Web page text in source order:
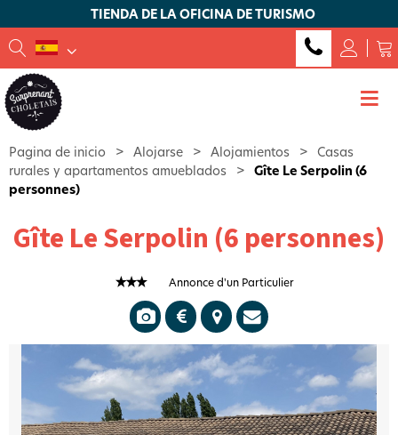
TIENDA DE LA OFICINA DE TURISMO
Pagina de inicio > Alojarse > Alojamientos > Casas
rurales y apartamentos amueblados
> Gîte Le Serpolin (6
personnes)
Gîte Le Serpolin (6 personnes)
Annonce d'un Particulier